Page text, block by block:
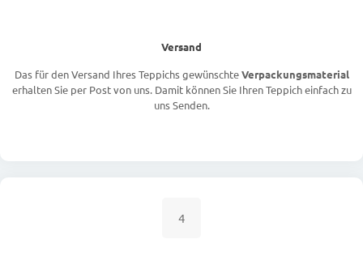
Versand
Das für den Versand Ihres Teppichs gewünschteVerpackungsmaterial
erhalten Sie per Post von uns. Damit können Sie Ihren Teppich einfach zu
uns Senden.
4